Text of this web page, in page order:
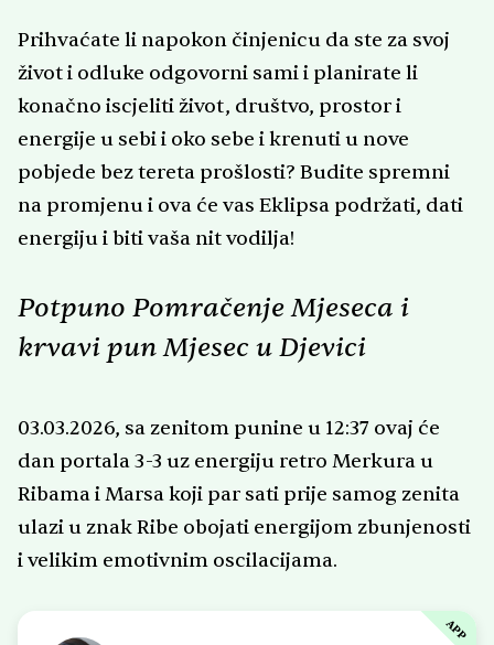
Prihvaćate li napokon činjenicu da ste za svoj
život i odluke odgovorni sami i planirate li
konačno iscjeliti život, društvo, prostor i
energije u sebi i oko sebe i krenuti u nove
pobjede bez tereta prošlosti? Budite spremni
na promjenu i ova će vas Eklipsa podržati, dati
energiju i biti vaša nit vodilja!
Potpuno Pomračenje Mjeseca i
krvavi pun Mjesec u Djevici
03.03.2026, sa zenitom punine u 12:37 ovaj će
dan portala 3-3 uz energiju retro Merkura u
Ribama i Marsa koji par sati prije samog zenita
ulazi u znak Ribe obojati energijom zbunjenosti
i velikim emotivnim oscilacijama.
APP